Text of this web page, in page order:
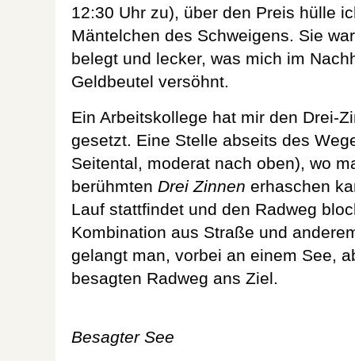
12:30 Uhr zu), über den Preis hülle
Mäntelchen des Schweigens. Sie
belegt und lecker, was mich im
Geldbeutel versöhnt.
Ein Arbeitskollege hat mir den Drei-
gesetzt. Eine Stelle abseits des
Seitental, moderat nach oben), wo
berühmten Drei Zinnen erhaschen
Lauf stattfindet und den Radweg
Kombination aus Straße und
gelangt man, vorbei an einem See,
besagten Radweg ans Ziel.
Besagter See